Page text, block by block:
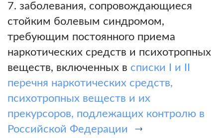
заболевания, сопровождающиеся
стойким болевым синдромом,
требующим постоянного приема
наркотических средств и психотропных
веществ, включенных в списки I и II
перечня наркотических средств,
психотропных веществ и их
прекурсоров, подлежащих контролю в
Российской Федерации